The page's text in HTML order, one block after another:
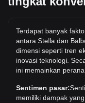
setara dengan
Berapa harga
sejarah?
Harga tertinggi
adalah B/.2.92.
ALPHA/PAB akan
Berapa tren harga
Terdapat banyak
antara Stella dan
dimensi seperti tren
inovasi teknologi.
ini memainkan
Sentimen pasar:
memiliki dampak